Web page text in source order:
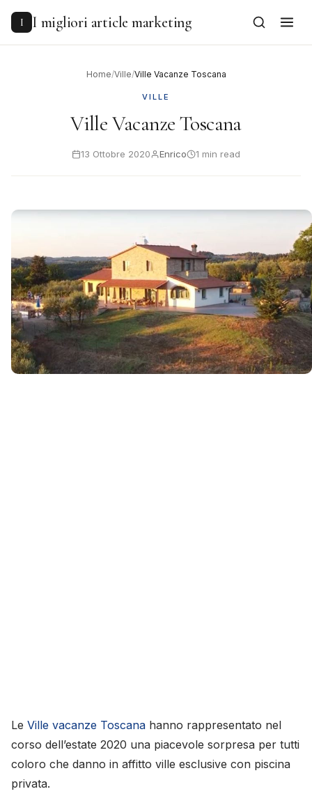
content
I I migliori article marketing
Home/Ville/Ville Vacanze Toscana
VILLE
Ville Vacanze Toscana
13 Ottobre 2020 Enrico 1 min read
Le Ville vacanze Toscana hanno rappresentato nel
corso dell’estate 2020 una piacevole sorpresa per tutti
coloro che danno in affitto ville esclusive con piscina
privata.